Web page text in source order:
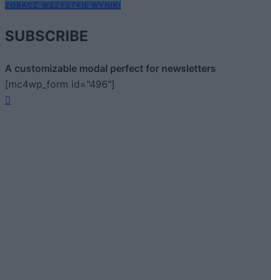
ZOBACZ WSZYSTKIE WYNIKI
SUBSCRIBE
A customizable modal perfect for newsletters
[mc4wp_form id="496"]